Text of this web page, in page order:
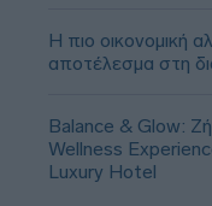
Η πιο οικονομική
αποτέλεσμα στη
Balance & Glow:
Wellness
Luxury Hotel